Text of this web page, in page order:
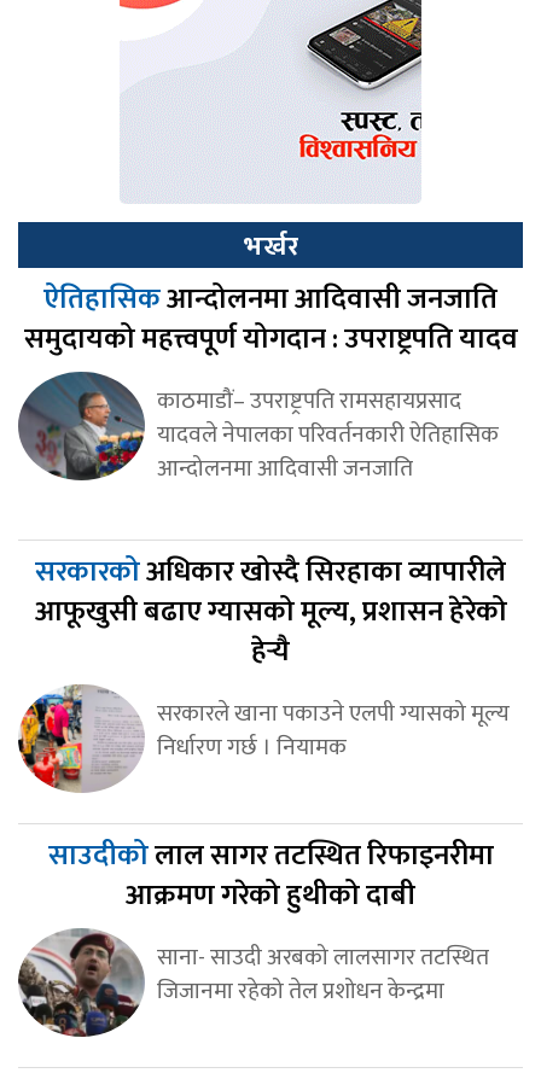
भर्खर
ऐतिहासिकआन्दोलनमा आदिवासी जनजाति
समुदायको महत्त्वपूर्ण योगदान : उपराष्ट्रपति यादव
काठमाडौं– उपराष्ट्रपति रामसहायप्रसाद
यादवले नेपालका परिवर्तनकारी ऐतिहासिक
आन्दोलनमा आदिवासी जनजाति
सरकारकोअधिकार खोस्दै सिरहाका व्यापारीले
आफूखुसी बढाए ग्यासको मूल्य, प्रशासन हेरेको
हेर्‍यै
सरकारले खाना पकाउने एलपी ग्यासको मूल्य
निर्धारण गर्छ । नियामक
साउदीकोलाल सागर तटस्थित रिफाइनरीमा
आक्रमण गरेको हुथीको दाबी
साना- साउदी अरबको लालसागर तटस्थित
जिजानमा रहेको तेल प्रशोधन केन्द्रमा